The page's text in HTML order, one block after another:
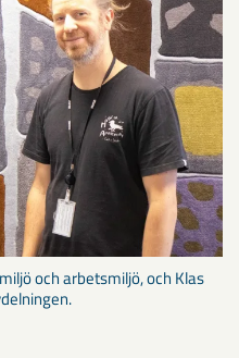
och arbetsmiljö, och Klas